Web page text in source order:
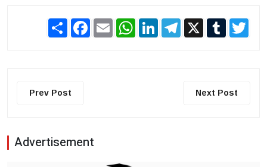
Share Facebook
Email WhatsAppLinkedInTelegram
X Tumblr
Prev Post Next Post
Advertisement